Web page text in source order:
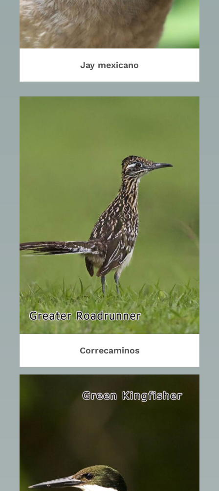
Jay mexicano
Correcaminos